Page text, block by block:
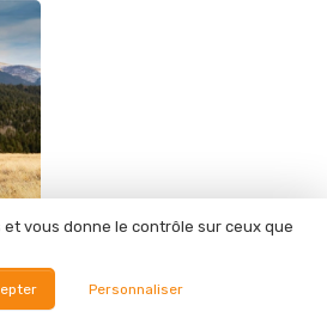
vous donne le contrôle sur ceux que
Personnaliser